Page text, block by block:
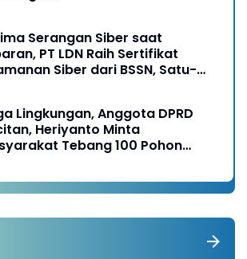
Serangan Siber saat
PT LDN Raih Sertifikat
Siber dari BSSN, Satu-
Lingkungan, Anggota DPRD
Heriyanto Minta
Tebang 100 Pohon